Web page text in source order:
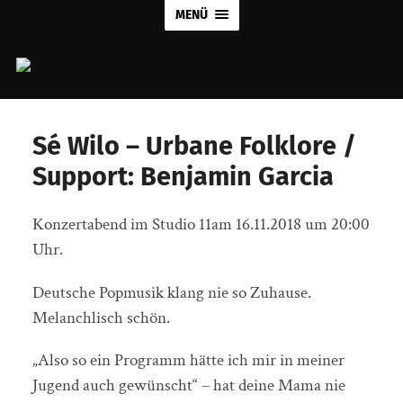
MENÜ
Sé Wilo – Urbane Folklore /
Support: Benjamin Garcia
Konzertabend im Studio 11am 16.11.2018 um 20:00
Uhr.
Deutsche Popmusik klang nie so Zuhause.
Melanchlisch schön.
„Also so ein Programm hätte ich mir in meiner
Jugend auch gewünscht“ – hat deine Mama nie